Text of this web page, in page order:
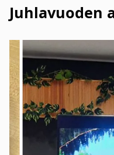
Juhlavuoden